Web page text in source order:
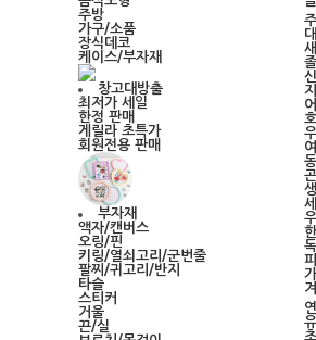
주방
가구/소품
장식데코
케이스/부자재
창고대방출
최저가 세일
한정 판매
게릴라 초특가
회원전용 판매
부자재
액자/캔버스
오링/핀
키링/열쇠고리/군번줄
팔찌/귀고리/반지
타슬
스티커
거울
끈/실